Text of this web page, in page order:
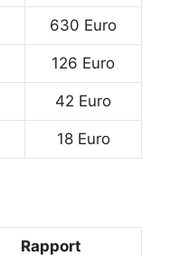
630 Euro
126 Euro
42 Euro
18 Euro
Rapport